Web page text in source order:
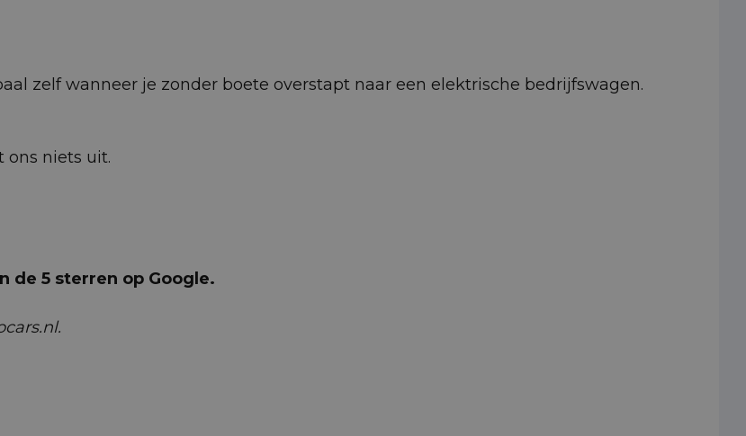
zelf wanneer je zonder boete overstapt naar een elektrische bedrijfswagen.
ons niets uit.
de 5 sterren op Google.